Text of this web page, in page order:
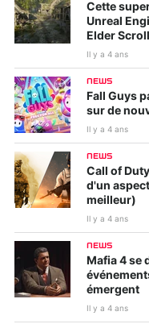
Cette
Unreal
Elder
Il y a 4 ans
NEWS
Fall Guys
sur de
Il y a 4 ans
NEWS
Call of
d'un
meilleur)
Il y a 4 ans
NEWS
Mafia 4 se
émergent
Il y a 4 ans